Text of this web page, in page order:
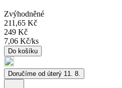
Zvýhodněné
211,65 Kč
249 Kč
7,06 Kč/ks
Do košíku
Doručíme od úterý 11. 8.